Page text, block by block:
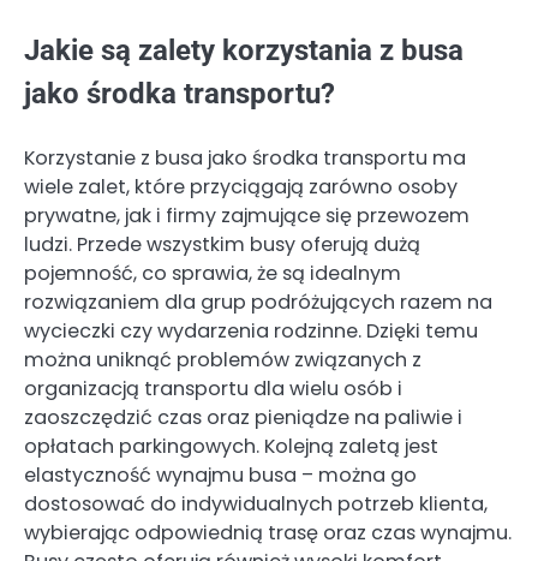
Jakie są zalety korzystania z busa
jako środka transportu?
Korzystanie z busa jako środka transportu ma
wiele zalet, które przyciągają zarówno osoby
prywatne, jak i firmy zajmujące się przewozem
ludzi. Przede wszystkim busy oferują dużą
pojemność, co sprawia, że są idealnym
rozwiązaniem dla grup podróżujących razem na
wycieczki czy wydarzenia rodzinne. Dzięki temu
można uniknąć problemów związanych z
organizacją transportu dla wielu osób i
zaoszczędzić czas oraz pieniądze na paliwie i
opłatach parkingowych. Kolejną zaletą jest
elastyczność wynajmu busa – można go
dostosować do indywidualnych potrzeb klienta,
wybierając odpowiednią trasę oraz czas wynajmu.